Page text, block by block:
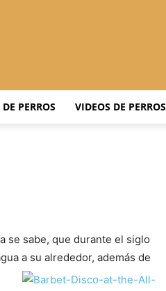
Adiestrar
PERROS VIDEOS DE PERROS
se sabe, que durante el siglo
a su alrededor, además de